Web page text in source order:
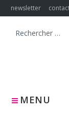
Skip
to
newsletter
MENU
Search